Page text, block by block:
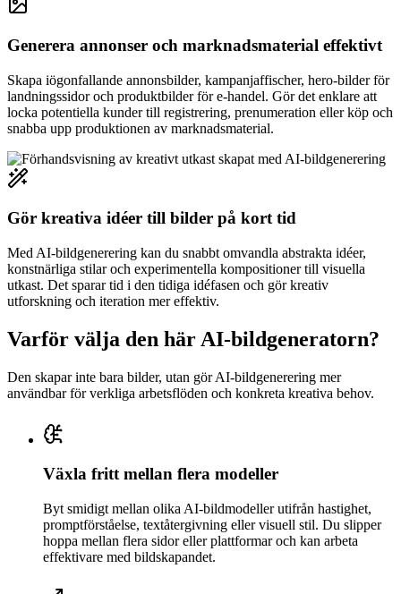
Generera annonser och marknadsmaterial effektivt
Skapa iögonfallande annonsbilder, kampanjaffischer, hero-bilder för
landningssidor och produktbilder för e-handel. Gör det enklare att
locka potentiella kunder till registrering, prenumeration eller köp och
snabba upp produktionen av marknadsmaterial.
Gör kreativa idéer till bilder på kort tid
Med AI-bildgenerering kan du snabbt omvandla abstrakta idéer,
konstnärliga stilar och experimentella kompositioner till visuella
utkast. Det sparar tid i den tidiga idéfasen och gör kreativ
utforskning och iteration mer effektiv.
Varför välja den här AI-bildgeneratorn?
Den skapar inte bara bilder, utan gör AI-bildgenerering mer
användbar för verkliga arbetsflöden och konkreta kreativa behov.
Växla fritt mellan flera modeller
Byt smidigt mellan olika AI-bildmodeller utifrån hastighet,
promptförståelse, textåtergivning eller visuell stil. Du slipper
hoppa mellan flera sidor eller plattformar och kan arbeta
effektivare med bildskapandet.